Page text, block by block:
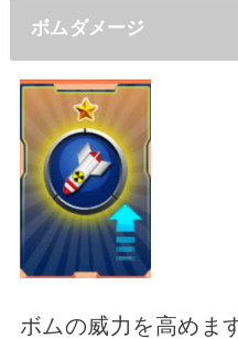
ボムダメージ
ボムの威力を高めま